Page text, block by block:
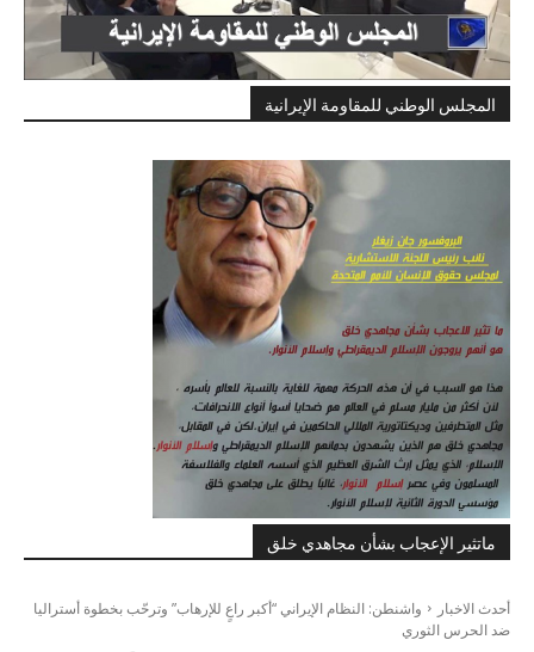
المجلس الوطني للمقاومة الإيرانية
ماتثير الإعجاب بشأن مجاهدي خلق
أحدث الاخبار
واشنطن: النظام الإيراني “أكبر راعٍ للإرهاب” وترحّب بخطوة أستراليا
ضد الحرس الثوري